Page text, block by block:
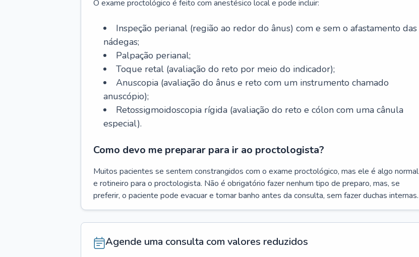
O exame proctológico é feito com anestésico local e pode incluir:
Inspeção perianal (região ao redor do ânus) com e sem o afastamento das
nádegas;
Palpação perianal;
Toque retal (avaliação do reto por meio do indicador);
Anuscopia (avaliação do ânus e reto com um instrumento chamado
anuscópio);
Retossigmoidoscopia rígida (avaliação do reto e cólon com uma cânula
especial).
Como devo me preparar para ir ao proctologista?
Muitos pacientes se sentem constrangidos com o exame proctológico, mas ele é algo normal
e rotineiro para o proctologista. Não é obrigatório fazer nenhum tipo de preparo, mas, se
preferir, o paciente pode evacuar e tomar banho antes da consulta, sem fazer duchas internas.
Agende uma consulta com valores reduzidos